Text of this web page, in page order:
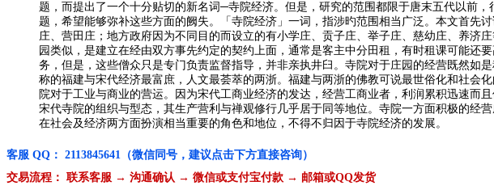
题，而提出了一个十分贴切的新名词─寺院经济。但是，研究的范围都限于唐末五代以前
题，希望能够弥补这些方面的阙失。「寺院经济」一词，指涉旳范围相当广泛。本文首先
庄、营田庄；地方政府因为不同目的而设立的有小学庄、贡子庄、举子庄、慈幼庄、养
园类似，是建立在经由双方事先约定的契约上面，通常是客主中分田租，有时租课可能
务，但是，这些僧众只是专门负责监督指导，并非亲执井臼。寺院对于庄园的经营既然如
称的福建与宋代经济最富庶，人文最荟萃的两浙。福建与两浙的佛教可说最世俗化和社会
院对于工业与商业的营运。因为宋代工商业经济的发达，经营工商业者，利润累积迅速而
宋代寺院的组织与型态，其生产营利与禅观修行几乎居于同等地位。寺院一方面积极的经
在社会及经济两方面扮演相当重要的角色和地位，不得不归因于寺院经济的发展。
客服 QQ： 2113845641（微信同号，建议点击下方直接咨询）
交易流程： 联系客服 → 沟通确认 → 微信或支付宝付款 → 邮箱或QQ发货